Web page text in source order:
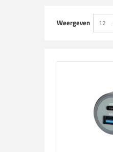
Weergeven 12